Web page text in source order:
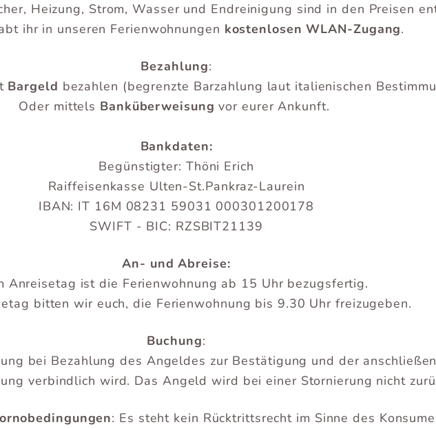
Heizung, Strom, Wasser und Endreinigung sind in den Preisen
ihr in unseren Ferienwohnungen kostenlosen WLAN-Zugang.
Bezahlung:
Bargeld bezahlen (begrenzte Barzahlung laut italienischen
Oder mittels Banküberweisung vor eurer Ankunft.
Bankdaten:
Begünstigter: Thöni Erich
Raiffeisenkasse Ulten-St.Pankraz-Laurein
IBAN: IT 16M 08231 59031 000301200178
SWIFT - BIC: RZSBIT21139
An- und Abreise:
Anreisetag ist die Ferienwohnung ab 15 Uhr bezugsfertig.
bitten wir euch, die Ferienwohnung bis 9.30 Uhr freizugeben.
Buchung:
bei Bezahlung des Angeldes zur Bestätigung und der
verbindlich wird. Das Angeld wird bei einer Stornierung nicht
: Es steht kein Rücktrittsrecht im Sinne des